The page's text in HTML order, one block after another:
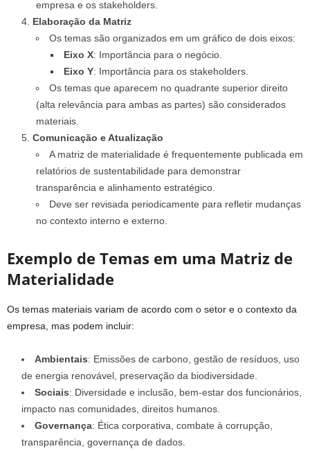
empresa e os stakeholders.
Elaboração da Matriz
Os temas são organizados em um gráfico de dois eixos:
Eixo X: Importância para o negócio.
Eixo Y: Importância para os stakeholders.
Os temas que aparecem no quadrante superior direito
(alta relevância para ambas as partes) são considerados
materiais.
Comunicação e Atualização
A matriz de materialidade é frequentemente publicada em
relatórios de sustentabilidade para demonstrar
transparência e alinhamento estratégico.
Deve ser revisada periodicamente para refletir mudanças
no contexto interno e externo.
Exemplo de Temas em uma Matriz de
Materialidade
Os temas materiais variam de acordo com o setor e o contexto da
empresa, mas podem incluir:
Ambientais: Emissões de carbono, gestão de resíduos, uso
de energia renovável, preservação da biodiversidade.
Sociais: Diversidade e inclusão, bem-estar dos funcionários,
impacto nas comunidades, direitos humanos.
Governança: Ética corporativa, combate à corrupção,
transparência, governança de dados.